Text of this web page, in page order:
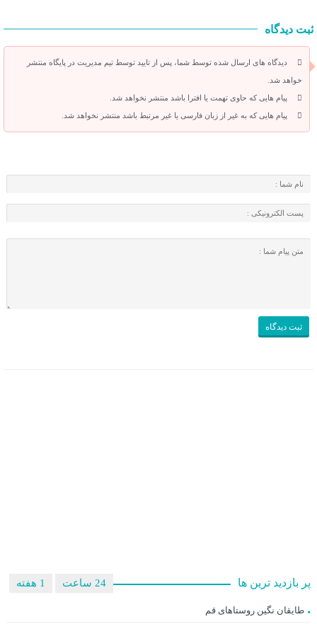
ثبت دیدگاه
دیدگاه های ارسال شده توسط شما، پس از تایید توسط تیم مدیریت در پایگاه منتشر
خواهد شد.
پیام هایی که حاوی تهمت یا افترا باشد منتشر نخواهد شد.
پیام هایی که به غیر از زبان فارسی یا غیر مرتبط باشد منتشر نخواهد شد.
پر بازدید ترین ها 1 هفته 24 ساعت
طایقان نگین روستاهای قم